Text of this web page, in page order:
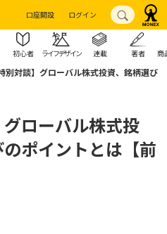
口座開設 ログイン
初心者 ライフデザイン 連載 著者 商
特別対談】グローバル株式投資、銘柄選び
グローバル株式投
ポイントとは【前